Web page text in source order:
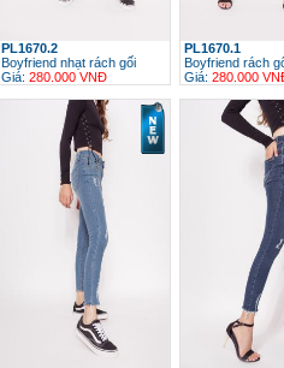
PL1670.2
Boyfriend nhạt rách gối
Giá: 280.000 VNĐ
PL1670.1
Boyfriend rách
Giá: 280.000